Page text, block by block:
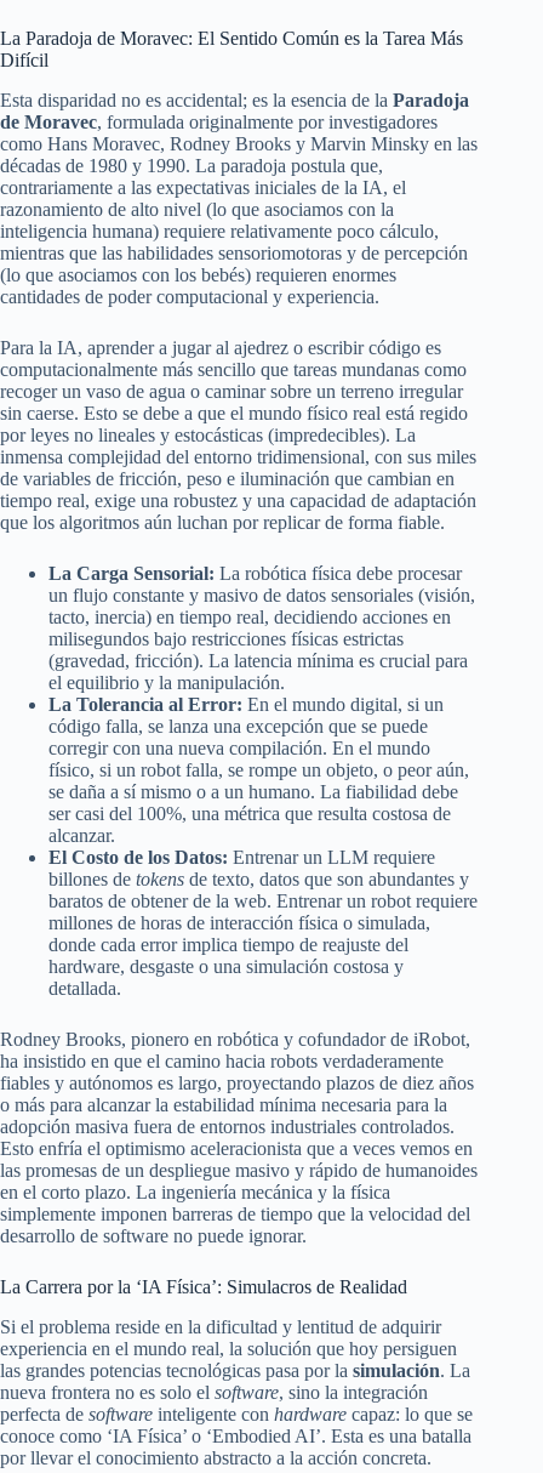
La Paradoja de Moravec: El Sentido Común es la Tarea Más
Difícil
Esta disparidad no es accidental; es la esencia de la Paradoja
de Moravec, formulada originalmente por investigadores
como Hans Moravec, Rodney Brooks y Marvin Minsky en las
décadas de 1980 y 1990. La paradoja postula que,
contrariamente a las expectativas iniciales de la IA, el
razonamiento de alto nivel (lo que asociamos con la
inteligencia humana) requiere relativamente poco cálculo,
mientras que las habilidades sensoriomotoras y de percepción
(lo que asociamos con los bebés) requieren enormes
cantidades de poder computacional y experiencia.
Para la IA, aprender a jugar al ajedrez o escribir código es
computacionalmente más sencillo que tareas mundanas como
recoger un vaso de agua o caminar sobre un terreno irregular
sin caerse. Esto se debe a que el mundo físico real está regido
por leyes no lineales y estocásticas (impredecibles). La
inmensa complejidad del entorno tridimensional, con sus miles
de variables de fricción, peso e iluminación que cambian en
tiempo real, exige una robustez y una capacidad de adaptación
que los algoritmos aún luchan por replicar de forma fiable.
La Carga Sensorial: La robótica física debe procesar
un flujo constante y masivo de datos sensoriales (visión,
tacto, inercia) en tiempo real, decidiendo acciones en
milisegundos bajo restricciones físicas estrictas
(gravedad, fricción). La latencia mínima es crucial para
el equilibrio y la manipulación.
La Tolerancia al Error: En el mundo digital, si un
código falla, se lanza una excepción que se puede
corregir con una nueva compilación. En el mundo
físico, si un robot falla, se rompe un objeto, o peor aún,
se daña a sí mismo o a un humano. La fiabilidad debe
ser casi del 100%, una métrica que resulta costosa de
alcanzar.
El Costo de los Datos: Entrenar un LLM requiere
billones de tokens de texto, datos que son abundantes y
baratos de obtener de la web. Entrenar un robot requiere
millones de horas de interacción física o simulada,
donde cada error implica tiempo de reajuste del
hardware, desgaste o una simulación costosa y
detallada.
Rodney Brooks, pionero en robótica y cofundador de iRobot,
ha insistido en que el camino hacia robots verdaderamente
fiables y autónomos es largo, proyectando plazos de diez años
o más para alcanzar la estabilidad mínima necesaria para la
adopción masiva fuera de entornos industriales controlados.
Esto enfría el optimismo aceleracionista que a veces vemos en
las promesas de un despliegue masivo y rápido de humanoides
en el corto plazo. La ingeniería mecánica y la física
simplemente imponen barreras de tiempo que la velocidad del
desarrollo de software no puede ignorar.
La Carrera por la ‘IA Física’: Simulacros de Realidad
Si el problema reside en la dificultad y lentitud de adquirir
experiencia en el mundo real, la solución que hoy persiguen
las grandes potencias tecnológicas pasa por la simulación. La
nueva frontera no es solo el software, sino la integración
perfecta de software inteligente con hardware capaz: lo que se
conoce como ‘IA Física’ o ‘Embodied AI’. Esta es una batalla
por llevar el conocimiento abstracto a la acción concreta.